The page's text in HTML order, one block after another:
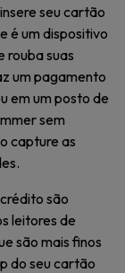
seu cartão
é um dispositivo
rouba suas
um pagamento
em um posto de
sem
capture as
são
leitores de
são mais finos
do seu cartão